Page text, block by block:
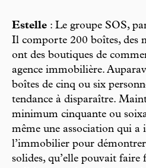
Estelle : Le groupe SOS,
Il comporte 200 boîtes, des
ont des boutiques de
agence immobilière.
boîtes de cinq ou six
tendance à disparaître.
minimum cinquante ou
même une association qui a
l’immobilier pour démontrer
solides, qu’elle pouvait faire